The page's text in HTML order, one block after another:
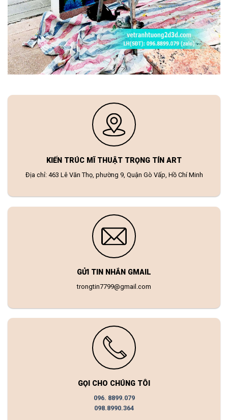
KIẾN TRÚC MĨ THUẬT TRỌNG TÍN ART
Địa chỉ: 463 Lê Văn Thọ, phường 9, Quận Gò Vấp, Hồ Chí Minh
GỬI TIN NHẮN GMAIL
trongtin7799@gmail.com
GỌI CHO CHÚNG TÔI
096. 8899.079
098.8990.364